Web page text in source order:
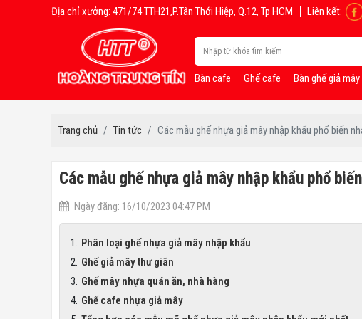
Địa chỉ xưởng: 471/74 TTH21,P.Tân Thới Hiệp, Q.12, Tp HCM Liên kết:
Bàn cafe Ghế cafe Bàn ghế giả mây
Trang chủ Tin tức Các mẫu ghế nhựa giả mây nhập khẩu phổ biến
Các mẫu ghế nhựa giả mây nhập khẩu phổ
Ngày đăng: 16/10/2023 04:47 PM
Phân loại ghế nhựa giả mây nhập khẩu
Ghế giả mây thư giãn
Ghế mây nhựa quán ăn, nhà hàng
Ghế cafe nhựa giả mây